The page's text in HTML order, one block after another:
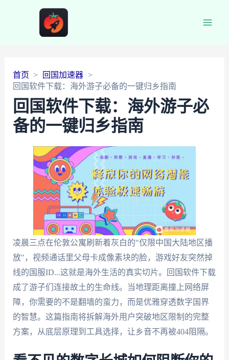
首页
回国加速器
回国软件下载：海外游子必备的一键归乡指南
回国软件下载：海外游子必
备的一键归乡指南
凌晨三点在伦敦公寓刷新着灰白的"仅限中国大陆地区播
放"，视频通话里父母卡成像素块的脸，游戏好友突然掉
线的国服ID...这就是海外生活的真实切片。回国软件下载
成了游子们连接故土的生命线。当地理距离撞上网络屏
障，你需要的不是翻墙的蛮力，而是优雅穿透数字国界
的智慧。这篇指南将拆解海外用户突破地区限制的完整
方案，从底层原理到工具选择，让乡音不再被404阻隔。